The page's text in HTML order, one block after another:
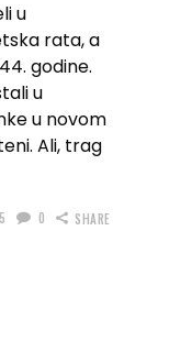
u
rata, a
godine.
u
u novom
Ali, trag
5 0 SHARE